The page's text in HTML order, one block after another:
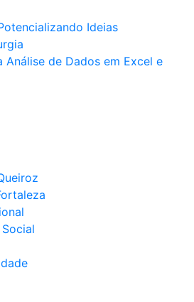
Ideias
Análise de Dados em Excel e